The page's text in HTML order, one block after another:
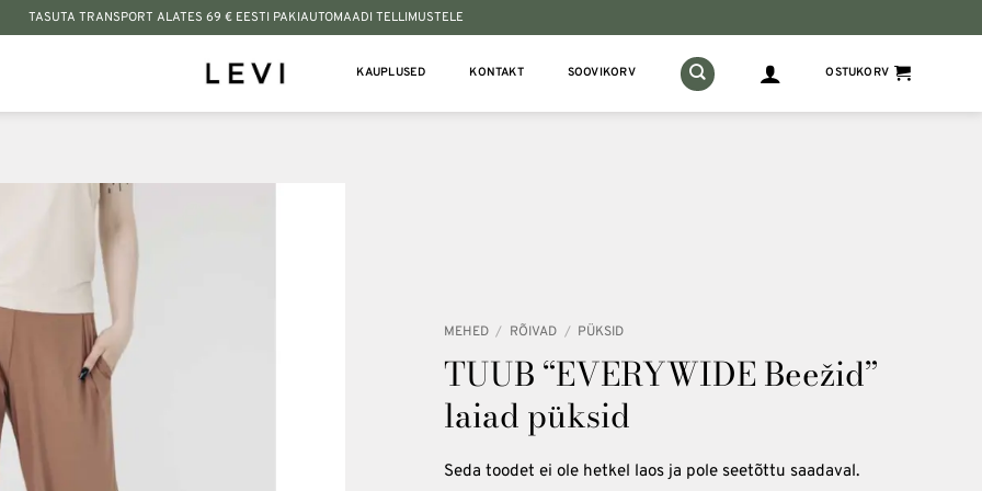
TASUTA TRANSPORT ALATES 69 € EESTI PAKIAUTOMAADI TELLIMUSTELE
KAUPLUSED KONTAKT SOOVIKORV OSTUKORV
MEHED / RÕIVAD / PÜKSID
TUUB “EVERYWIDE Beežid”
laiad püksid
Seda toodet ei ole hetkel laos ja pole seetõttu saadaval.